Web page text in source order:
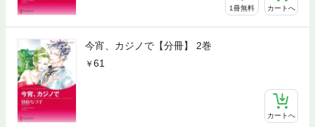
1冊無料 カートへ
今宵、カジノで【分冊】 2巻
61
カートへ